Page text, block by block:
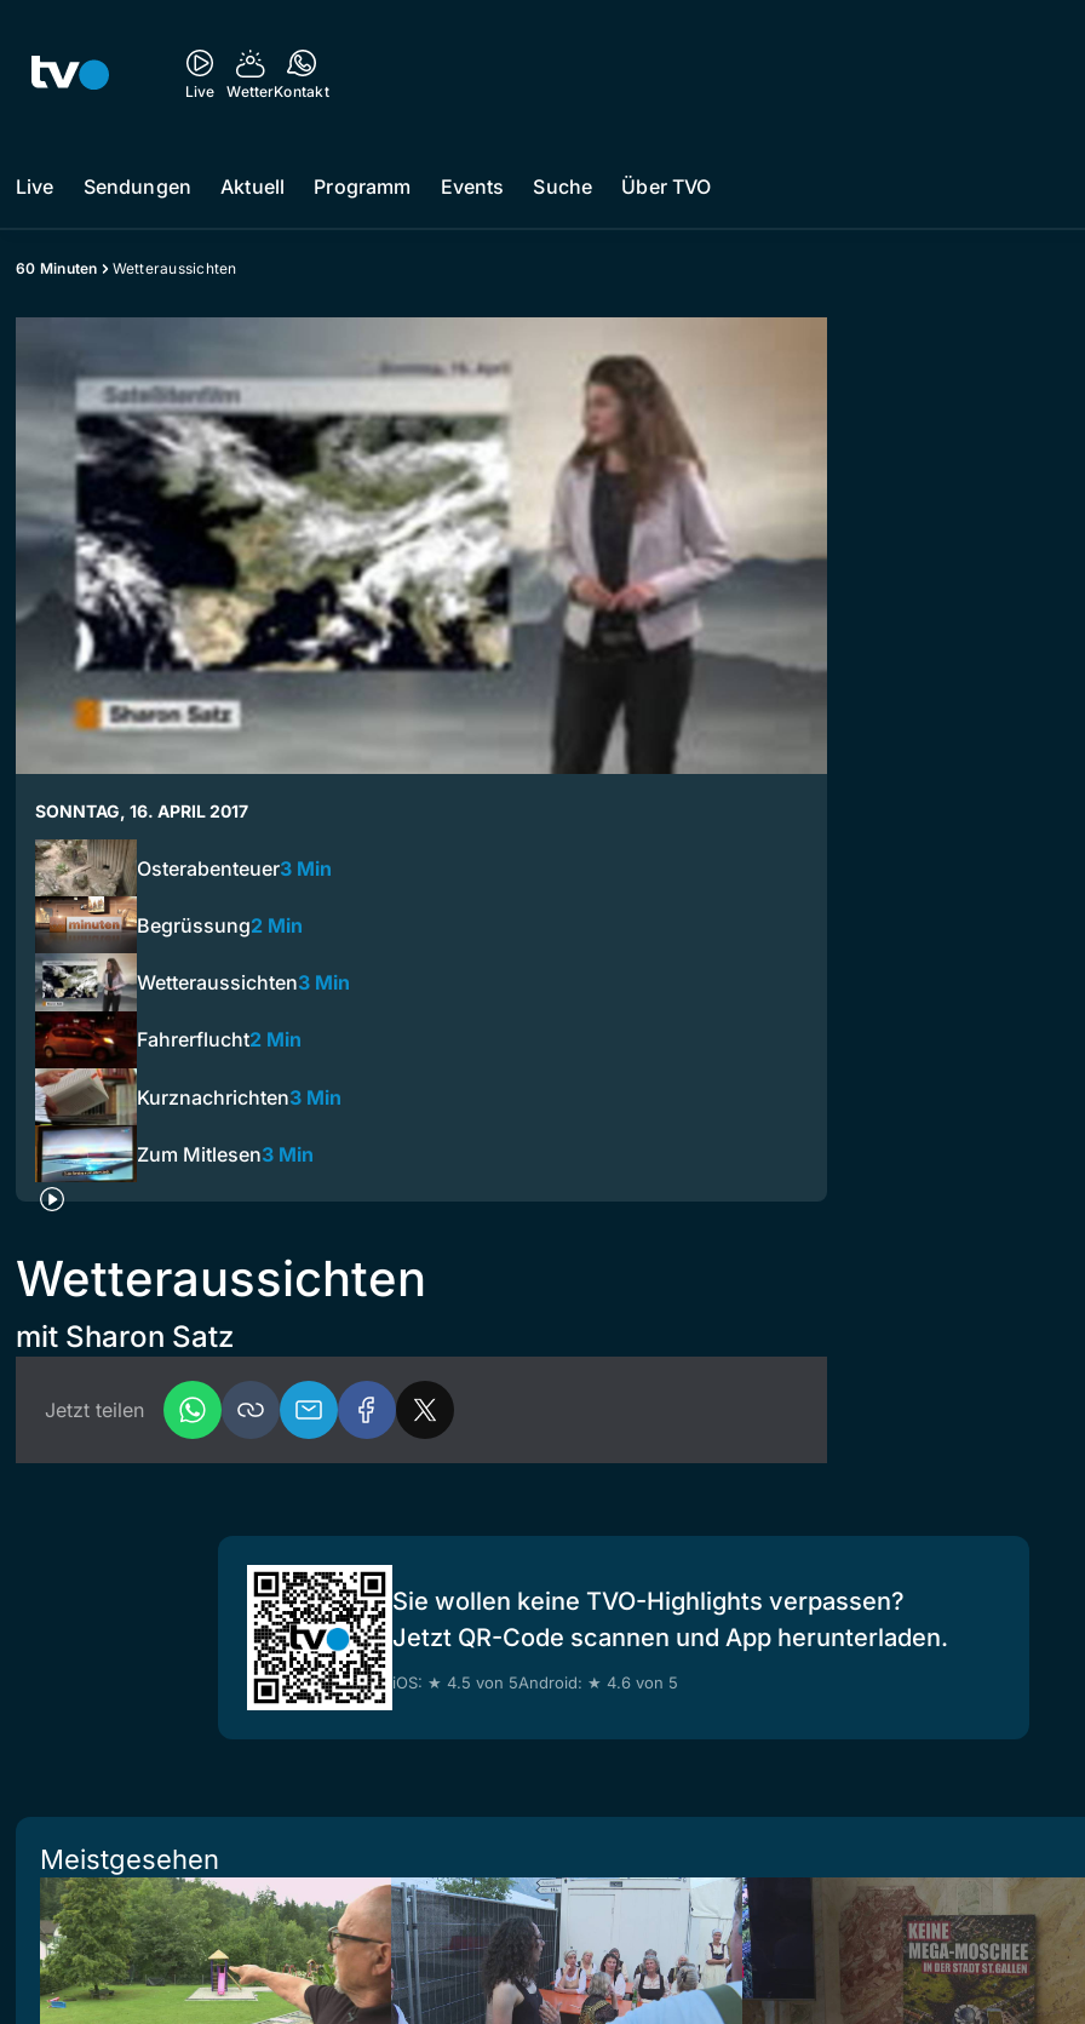
Live WetterKontakt
Live Sendungen Aktuell Programm Events Suche Über TVO
60 Minuten Wetteraussichten
SONNTAG, 16. APRIL 2017
Osterabenteuer3 Min
Begrüssung2 Min
Wetteraussichten3 Min
Fahrerflucht2 Min
Kurznachrichten3 Min
Zum Mitlesen3 Min
Wetteraussichten
mit Sharon Satz
Jetzt teilen
Sie wollen keine TVO-Highlights verpassen?
Jetzt QR-Code scannen und App herunterladen.
iOS: ★ 4.5 von 5Android: ★ 4.6 von 5
Meistgesehen